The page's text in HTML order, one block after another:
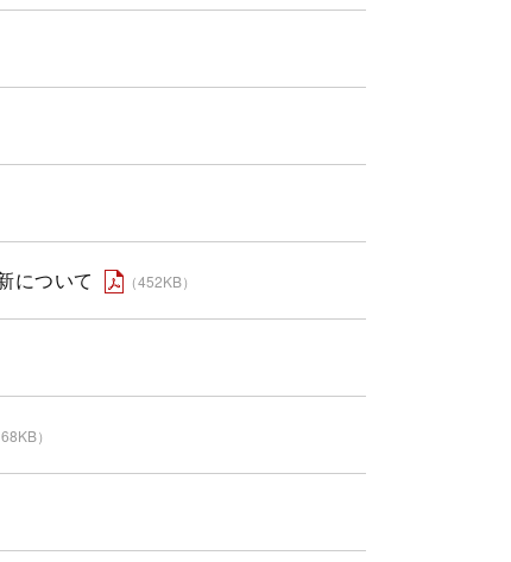
について （452KB）
68KB）